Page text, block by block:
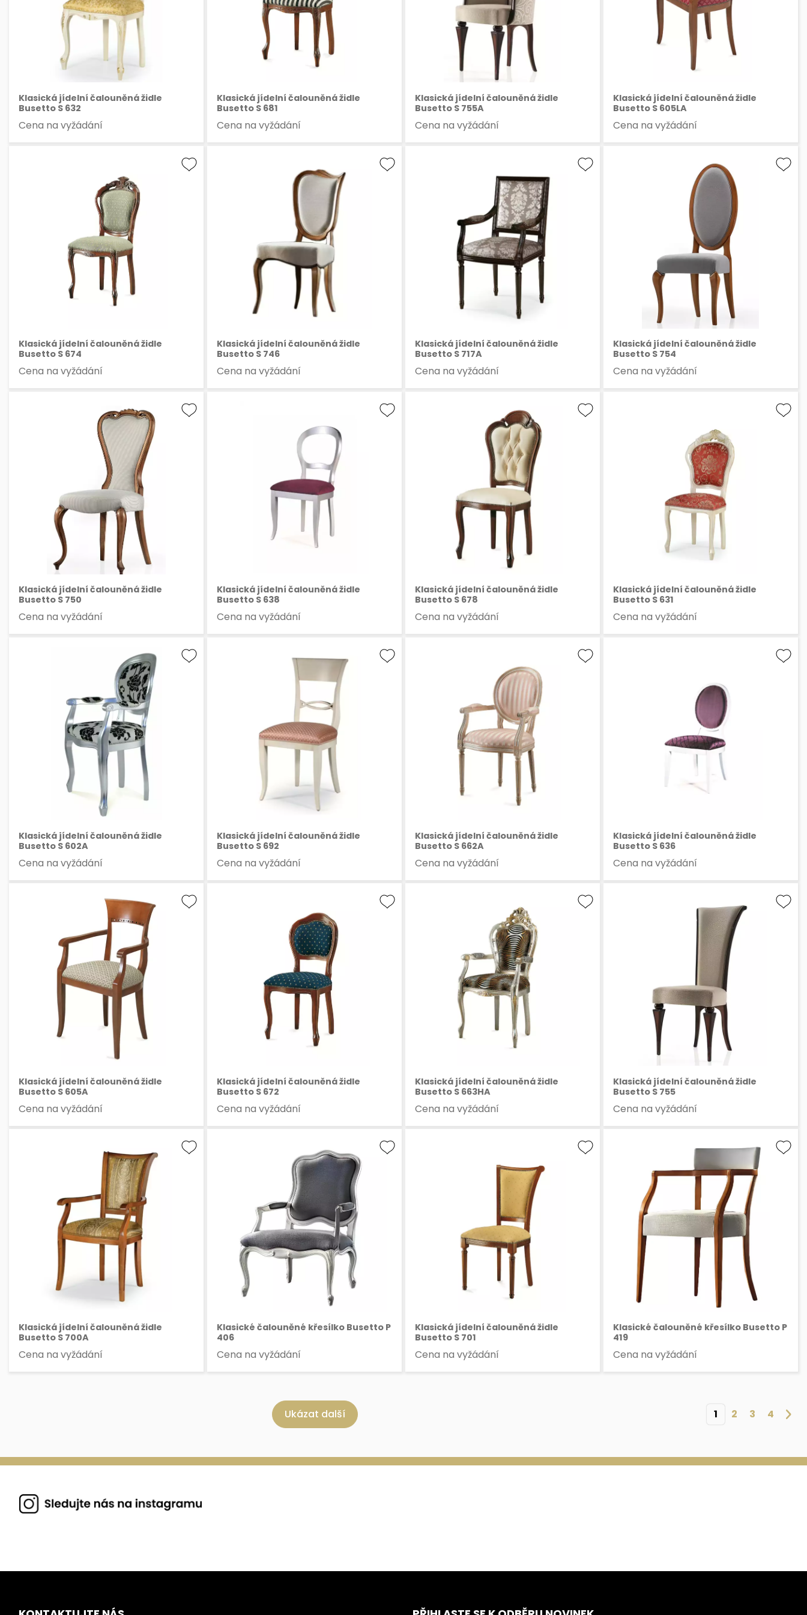
Klasická jídelní čalouněná židle
Busetto S 632
Cena na vyžádání
Klasická jídelní čalouněná židle
Busetto S 681
Cena na vyžádání
Klasická jídelní čalouněná židle
Busetto S 755A
Cena na vyžádání
Klasická jídelní čalouněná židle
Busetto S 605LA
Cena na vyžádání
Klasická jídelní čalouněná židle
Busetto S 674
Cena na vyžádání
Klasická jídelní čalouněná židle
Busetto S 746
Cena na vyžádání
Klasická jídelní čalouněná židle
Busetto S 717A
Cena na vyžádání
Klasická jídelní čalouněná židle
Busetto S 754
Cena na vyžádání
Klasická jídelní čalouněná židle
Busetto S 750
Cena na vyžádání
Klasická jídelní čalouněná židle
Busetto S 638
Cena na vyžádání
Klasická jídelní čalouněná židle
Busetto S 678
Cena na vyžádání
Klasická jídelní čalouněná židle
Busetto S 631
Cena na vyžádání
Klasická jídelní čalouněná židle
Busetto S 602A
Cena na vyžádání
Klasická jídelní čalouněná židle
Busetto S 692
Cena na vyžádání
Klasická jídelní čalouněná židle
Busetto S 662A
Cena na vyžádání
Klasická jídelní čalouněná židle
Busetto S 636
Cena na vyžádání
Klasická jídelní čalouněná židle
Busetto S 605A
Cena na vyžádání
Klasická jídelní čalouněná židle
Busetto S 672
Cena na vyžádání
Klasická jídelní čalouněná židle
Busetto S 663HA
Cena na vyžádání
Klasická jídelní čalouněná židle
Busetto S 755
Cena na vyžádání
Klasická jídelní čalouněná židle
Busetto S 700A
Cena na vyžádání
Klasické čalouněné křesílko Busetto P
406
Cena na vyžádání
Klasická jídelní čalouněná židle
Busetto S 701
Cena na vyžádání
Klasické čalouněné křesílko Busetto P
419
Cena na vyžádání
Ukázat další 1 2 3 4